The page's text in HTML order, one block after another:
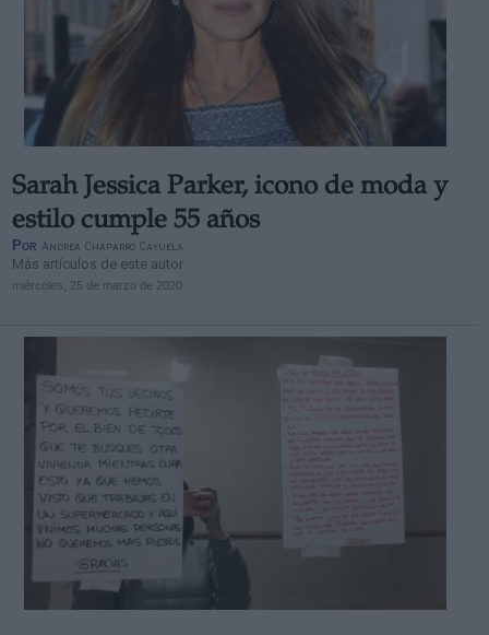
Sarah Jessica Parker, icono de moda y
estilo cumple 55 años
Por Andrea Chaparro Cayuela
Más artículos de este autor
miércoles, 25 de marzo de 2020